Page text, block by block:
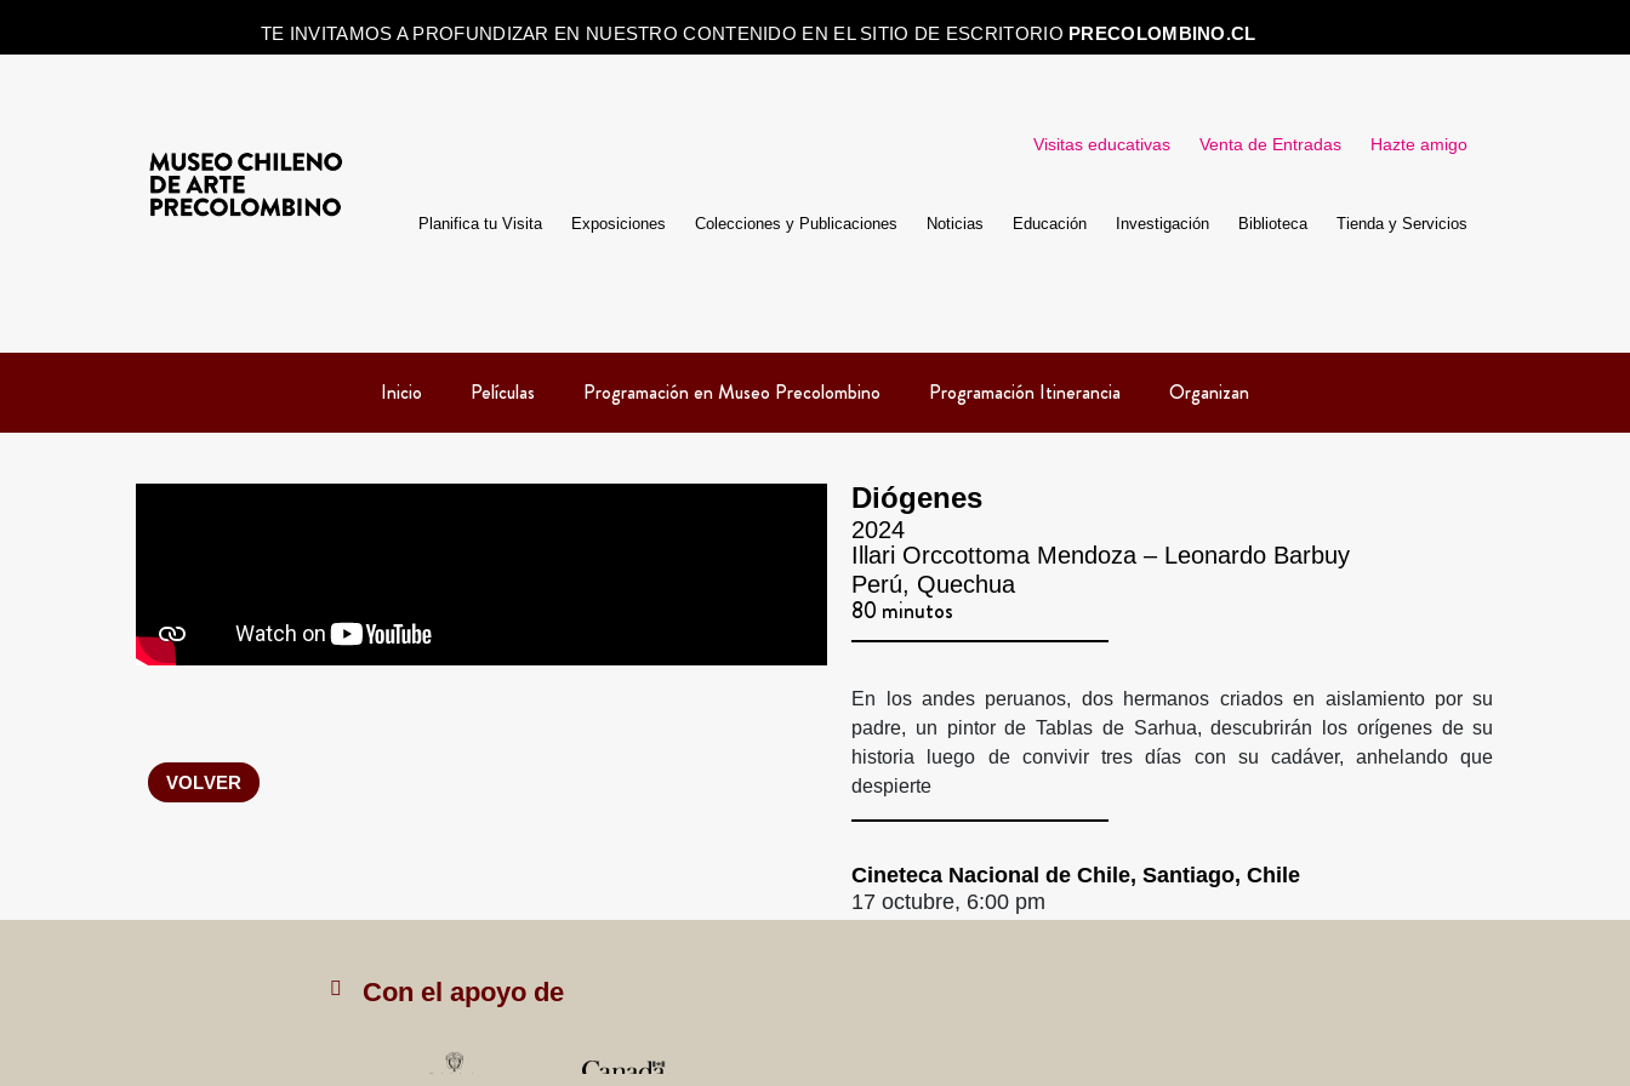
TE INVITAMOS A PROFUNDIZAR EN NUESTRO CONTENIDO EN EL SITIO DE ESCRITORIO PRECOLOMBINO.CL
Visitas educativas Venta de Entradas Hazte amigo
Planifica tu Visita Exposiciones Colecciones y Publicaciones Noticias Educación Investigación Biblioteca Tienda y Servicios
Inicio Películas Programación en Museo Precolombino Programación Itinerancia Organizan
VOLVER
Diógenes
2024
Illari Orccottoma Mendoza – Leonardo Barbuy
Perú, Quechua
80 minutos
En los andes peruanos, dos hermanos criados en aislamiento por su
padre, un pintor de Tablas de Sarhua, descubrirán los orígenes de su
historia luego de convivir tres días con su cadáver, anhelando que
despierte
Cineteca Nacional de Chile, Santiago, Chile
17 octubre, 6:00 pm
Con el apoyo de